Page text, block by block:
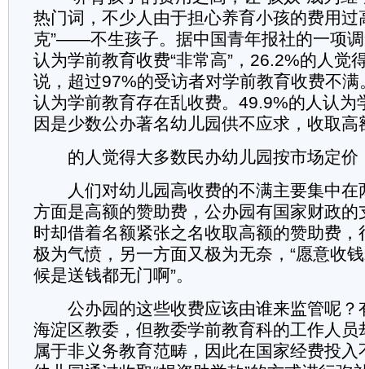
热门词，不少人由于担心养育小孩的费用过
克”——不生孩子。据中国青年报社的一项
认为学前教育收费“非常高”，26.2%的人觉
说，超过97%的受访者对学前教育收费不
认为学前教育存在乱收费。49.9%的人认为
因是少数公办著名幼儿园供不应求，收取高
的人觉得大多数民办幼儿园按市场定价
人们对幼儿园高收费的不满主要集中在
方面是高额的赞助费，公办园有国家财政
时却借着名额紧张之名收取高额的赞助费
极为气愤，另一方面又极为无奈，“愿意收
候是送钱都无门啊”。
公办园的这些收费应该由谁来监管呢？
海淀区教委，但教委学前教育科的工作人
属于非义务教育范畴，因此在国家经费投